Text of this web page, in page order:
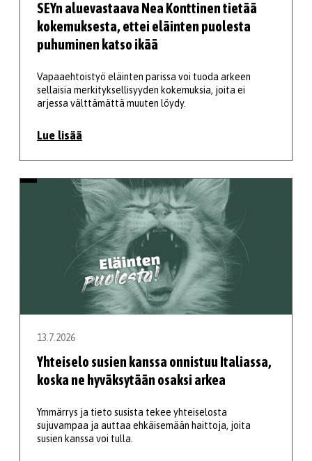
SEYn aluevastaava Nea Konttinen tietää
kokemuksesta, ettei eläinten puolesta
puhuminen katso ikää
Vapaaehtoistyö eläinten parissa voi tuoda arkeen
sellaisia merkityksellisyyden kokemuksia, joita ei
arjessa välttämättä muuten löydy.
Lue lisää
13.7.2026
Yhteiselo susien kanssa onnistuu Italiassa,
koska ne hyväksytään osaksi arkea
Ymmärrys ja tieto susista tekee yhteiselosta
sujuvampaa ja auttaa ehkäisemään haittoja, joita
susien kanssa voi tulla.